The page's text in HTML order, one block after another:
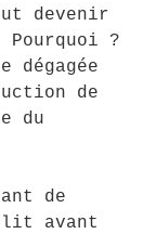
devenir
?
dégagée
de
du
de
lit avant